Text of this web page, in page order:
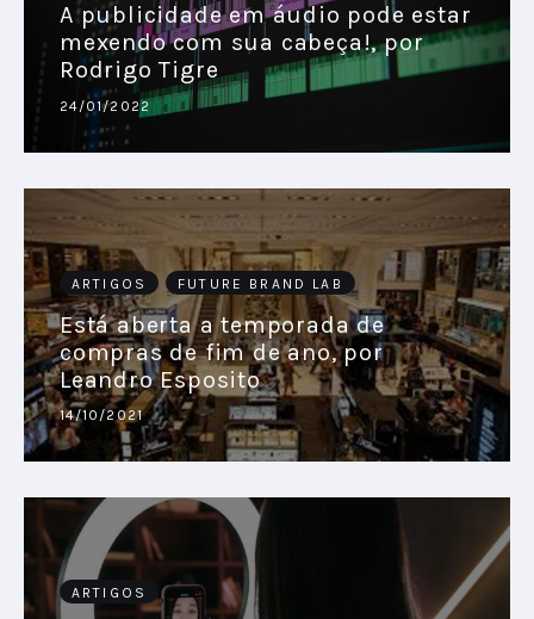
A publicidade em áudio pode estar
mexendo com sua cabeça!, por
Rodrigo Tigre
24/01/2022
ARTIGOS FUTURE BRAND LAB
Está aberta a temporada de
compras de fim de ano, por
Leandro Esposito
14/10/2021
ARTIGOS